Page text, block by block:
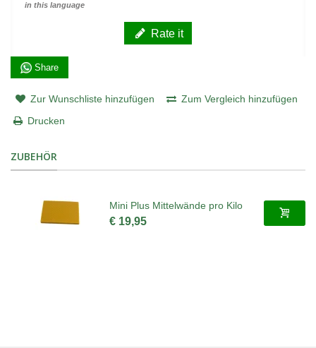
in this language
Rate it
Share
Zur Wunschliste hinzufügen
Zum Vergleich hinzufügen
Drucken
ZUBEHÖR
Mini Plus Mittelwände pro Kilo
€ 19,95